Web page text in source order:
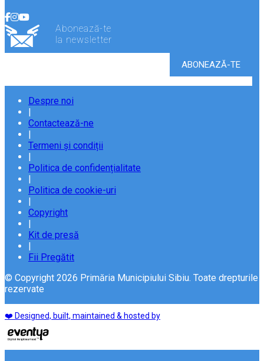
Abonează-te
la newsletter
Despre noi
|
Contactează-ne
|
Termeni și condiții
|
Politica de confidențialitate
|
Politica de cookie-uri
|
Copyright
|
Kit de presă
|
Fii Pregătit
© Copyright 2026 Primăria Municipiului Sibiu. Toate drepturile
rezervate
❤️ Designed, built, maintained & hosted by